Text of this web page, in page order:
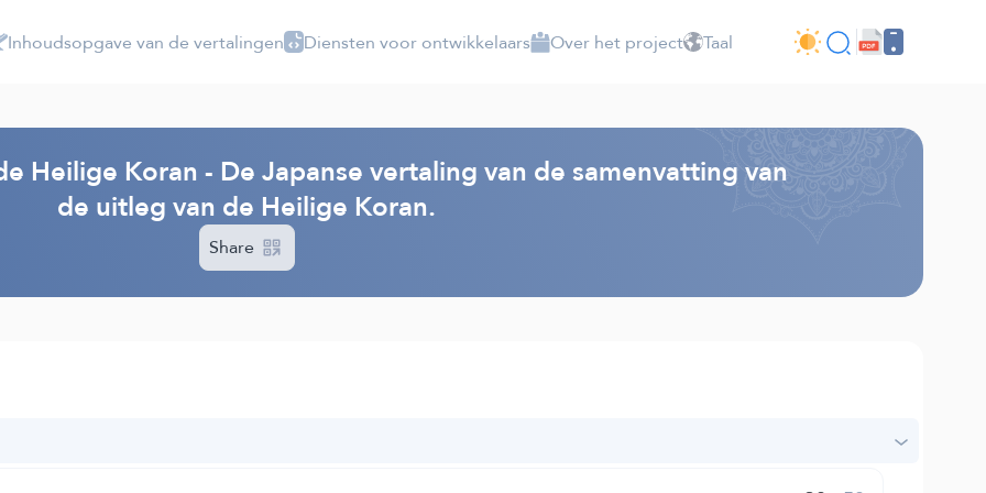
Inhoudsopgave van de vertalingen Diensten voor ontwikkelaars Over het project Taal
Heilige Koran - De Japanse vertaling van de samenvatting van
de uitleg van de Heilige Koran.
Share